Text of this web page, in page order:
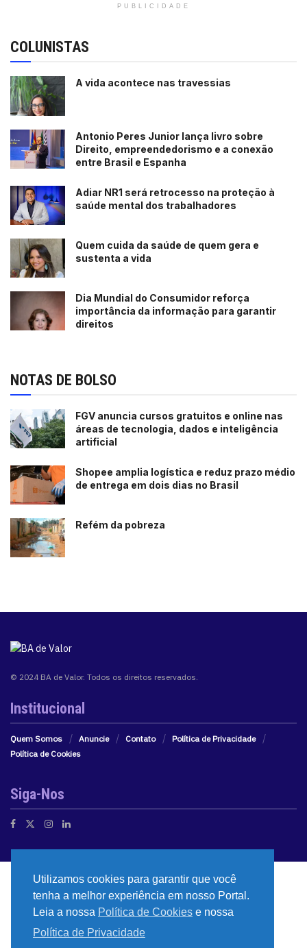
PUBLICIDADE
COLUNISTAS
A vida acontece nas travessias
Antonio Peres Junior lança livro sobre
Direito, empreendedorismo e a conexão
entre Brasil e Espanha
Adiar NR1 será retrocesso na proteção à
saúde mental dos trabalhadores
Quem cuida da saúde de quem gera e
sustenta a vida
Dia Mundial do Consumidor reforça
importância da informação para garantir
direitos
NOTAS DE BOLSO
FGV anuncia cursos gratuitos e online nas
áreas de tecnologia, dados e inteligência
artificial
Shopee amplia logística e reduz prazo médio
de entrega em dois dias no Brasil
Refém da pobreza
© 2024 BA de Valor. Todos os direitos reservados.
Institucional
Quem Somos Anuncie Contato
Política de Privacidade
Política de Cookies
Siga-Nos
Utilizamos cookies para garantir que você
tenha a melhor experiência em nosso Portal.
Leia a nossa Política de Cookies e nossa
Política de Privacidade